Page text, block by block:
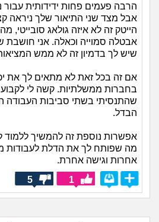
הרבה פעמים פחות ידידותית
אבל מצד שני התיאור שלך ניראה
הייטק זה לא איזה גולאג סובייטי,
אבטלה סמוייה וכאלה. אני
שיש לך בדמיון זה לא ממש
אם זה בכל זאת לא מתאים לך את
בחברות ממשלתיות. קשה לי
שהתנסיתי בשתי סביבות העבודה
הבדל.
אפשרות נוספת זה להמשיך
מה שפותח לך את הדלת לעבודות
אחרות וגישה אחרת.
1
5